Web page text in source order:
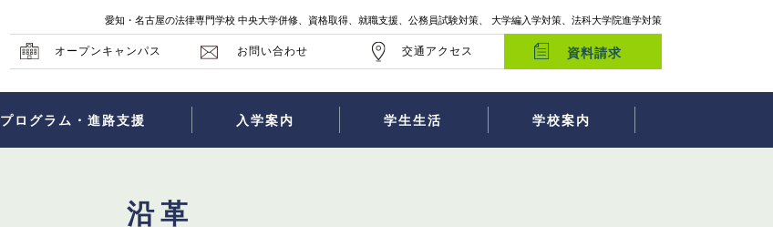
愛知・名古屋の法律専門学校 中央大学併修、資格取得、就職支援、公務員試験対策、 大学編入学対策、法科大学院進学対策
オープンキャンパス お問い合わせ 交通アクセス 資料請求
プログラム・進路支援 入学案内 学生生活 学校案内
沿革